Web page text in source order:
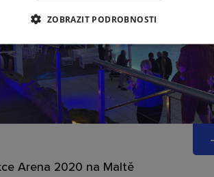
Arena 2020 na Maltě
ZOBRAZIT PODROBNOSTI